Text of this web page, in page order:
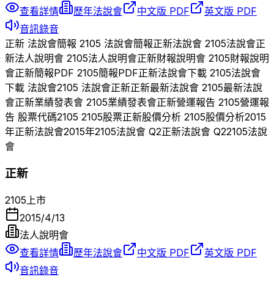
查看詳情
歷年法說會 中文版 PDF
英文版 PDF
音訊錄音
正新 法說會簡報 2105 法說會簡報正新法說會 2105法說會正
新法人說明會 2105法人說明會正新財報說明會 2105財報說明
會正新簡報PDF 2105簡報PDF正新法說會下載 2105法說會
下載 法說會2105 法說會正新正新最新法說會 2105最新法說
會正新業績發表會 2105業績發表會正新營運報告 2105營運報
告 股票代碼2105 2105股票正新股價分析 2105股價分析2015
年正新法說會2015年2105法說會 Q2正新法說會 Q22105法說
會
正新
2105上市
2015/4/13
法人說明會
查看詳情
歷年法說會 中文版 PDF
英文版 PDF
音訊錄音